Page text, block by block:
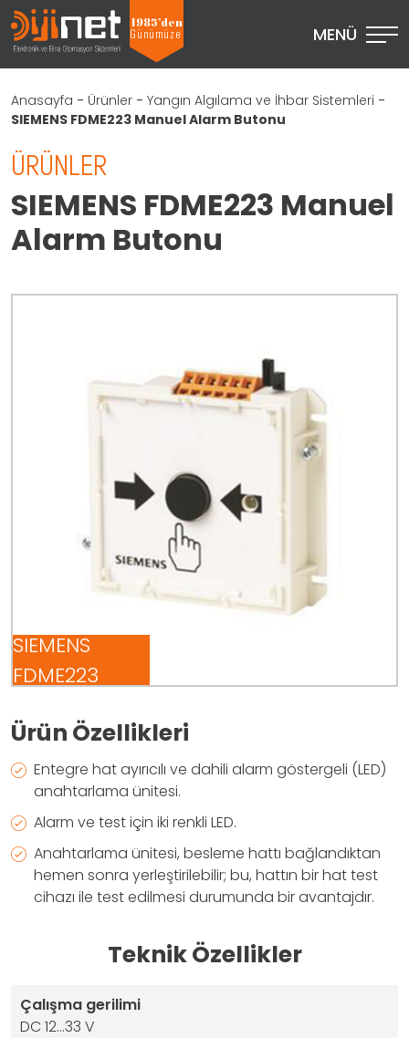
1985’den
Günümüze
MENÜ
Anasayfa - Ürünler - Yangın Algılama ve İhbar Sistemleri -
SIEMENS FDME223 Manuel Alarm Butonu
ÜRÜNLER
SIEMENS FDME223 Manuel
Alarm Butonu
SIEMENS
FDME223
Ürün Özellikleri
Entegre hat ayırıcılı ve dahili alarm göstergeli (LED)
anahtarlama ünitesi.
Alarm ve test için iki renkli LED.
Anahtarlama ünitesi, besleme hattı bağlandıktan
hemen sonra yerleştirilebilir; bu, hattın bir hat test
cihazı ile test edilmesi durumunda bir avantajdır.
Teknik Özellikler
Çalışma gerilimi
DC 12...33 V